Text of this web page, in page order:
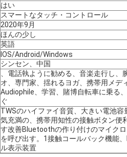
はい
スマートなタッチ・コントロール
2020年9月
ほんの少し
英語
IOS/Android/Windows
シンセン、中国
、電話執ように勧める、音楽走行し、
オ、専門家、揺れるヨガ、携帯用メデ
Audiophile、学習、賭博自転車に乗る
ぐ
TWSのハイファイ音質、大きい電池容
気充満の、携帯用知性の接触ボタン便
す改善Bluetoothの作り付けのマイク
を呼び出す。1接触コールバック機能、
ル表示装置